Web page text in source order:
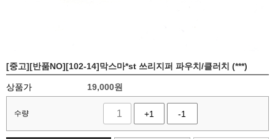
[중고][반품NO][102-14]막스마*st 쓰리지퍼 파우치/클러치 (***)
상품가 19,000원
수량 +1 -1